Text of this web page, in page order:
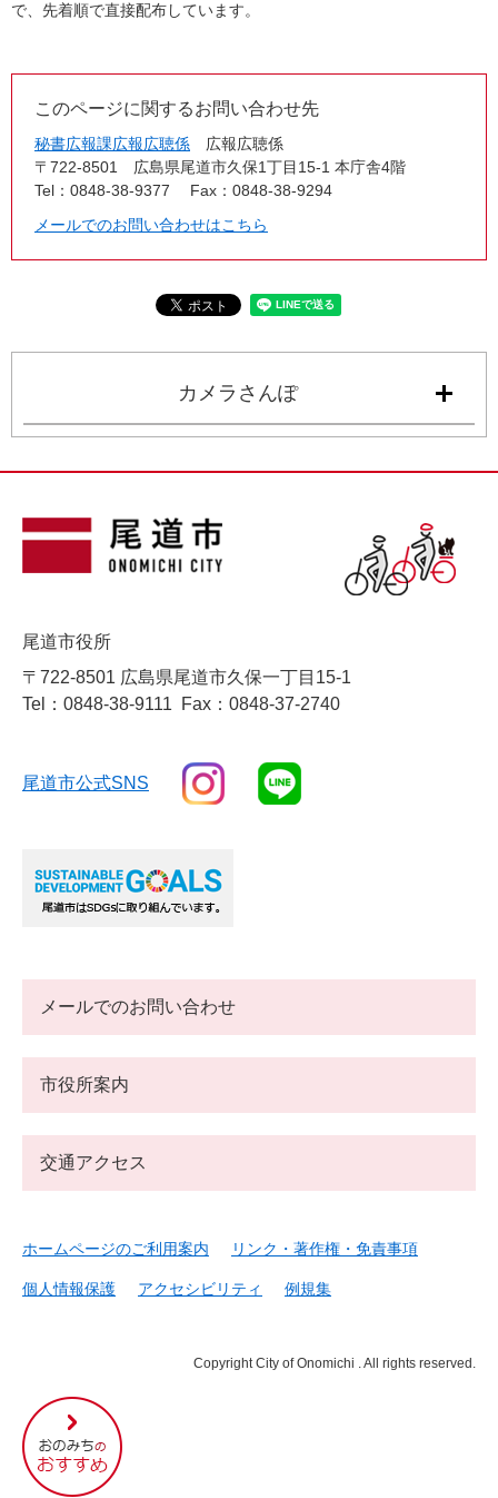
で、先着順で直接配布しています。
このページに関するお問い合わせ先
秘書広報課広報広聴係
広報広聴係
〒722-8501
広島県尾道市久保1丁目15-1 本庁舎4階
Tel：0848-38-9377
Fax：0848-38-9294
メールでのお問い合わせはこちら
カメラさんぽ
尾
道
市
の
尾道市役所
〒722-8501 広島県尾道市久保一丁目15-1
Tel：0848-38-9111
Fax：0848-37-2740
尾道市公式SNS
メールでのお問い合わせ
市役所案内
交通アクセス
ホームページのご利用案内 リンク・著作権・免責事項
個人情報保護 アクセシビリティ 例規集
Copyright City of Onomichi . All rights reserved.